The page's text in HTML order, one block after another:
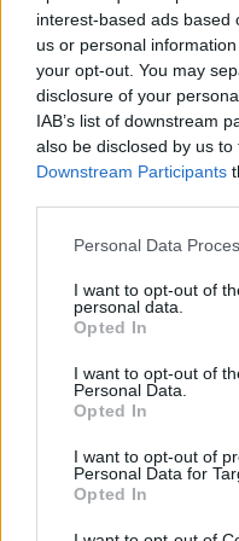
interest-based ads based
us or personal
your opt-out. You may
disclosure of your
IAB’s list of downstream
also be disclosed by us
Downstream Participants
Personal Data
I want to opt-out of
personal data.
Opted In
I want to opt-out of
Personal Data.
Opted In
I want to opt-out of
Personal Data for
Opted In
Përshkallëzimi rajonal
rikthen Jemenin në
sulmet e Huthive
rrezikun e zgjerimit të
luftës
për disa anije drejt
Zi, shtohen paqartësitë
për tregtinë detare